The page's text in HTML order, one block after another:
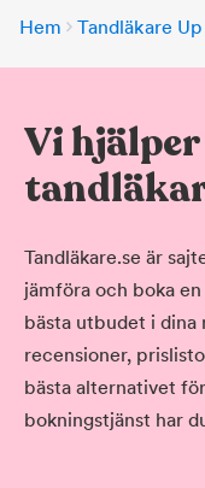
Hem Tandläkare
Vi
Tandläkare.se är
jämföra och boka
bästa utbudet i dina
recensioner,
bästa alternativet
bokningstjänst har